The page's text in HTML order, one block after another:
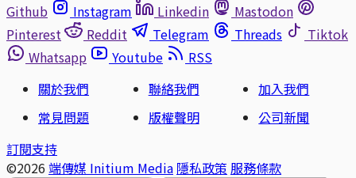
Github
Instagram Linkedin
Mastodon
Pinterest
Reddit Telegram Threads
Tiktok
Whatsapp
Youtube
RSS
關於我們
聯絡我們
加入我們
常見問題
版權聲明
公司新聞
訂閱支持
©2026 端傳媒 Initium Media 隱私政策 服務條款